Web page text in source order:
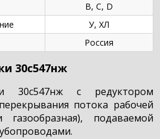
B, C, D
У, ХЛ
Россия
30с547нж
30с547нж с редуктором
потока рабочей
подаваемой